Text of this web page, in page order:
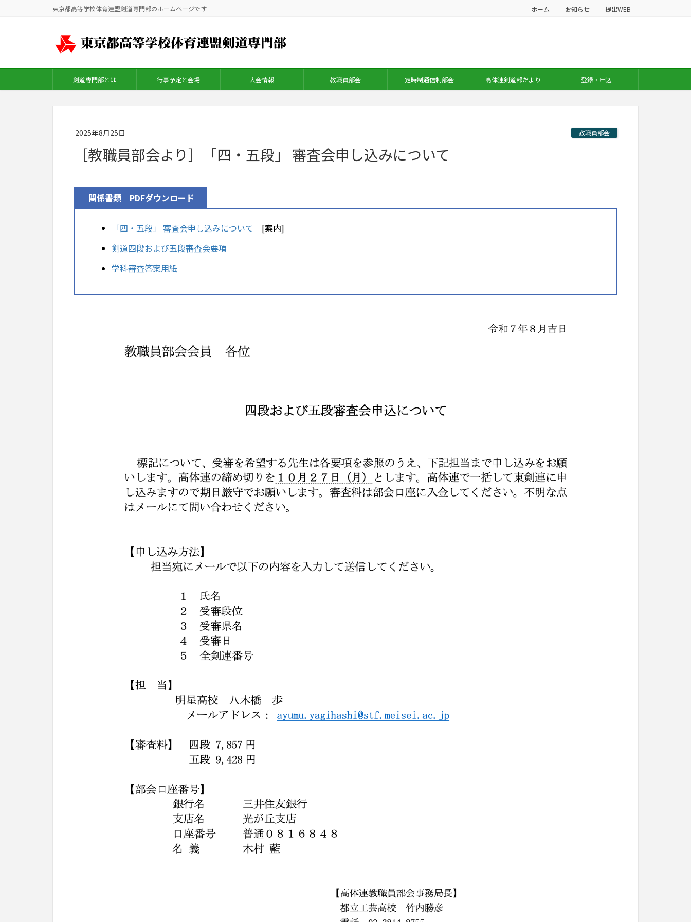
東京都高等学校体育連盟剣道専門部のホームページです ホーム お知らせ 提出WEB
剣道専門部とは 行事予定と会場 大会情報 教職員部会 定時制通信制部会 高体連剣道部だより 登録・申込
2025年8月25日 教職員部会
［教職員部会より］「四・五段」 審査会申し込みについて
関係書類 PDFダウンロード
「四・五段」 審査会申し込みについて [案内]
剣道四段および五段審査会要項
学科審査答案用紙